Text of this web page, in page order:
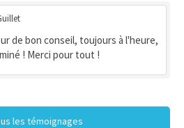
de bon conseil, toujours à l'heure,
! Merci pour tout !
les témoignages